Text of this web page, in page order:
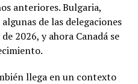
anteriores. Bulgaria,
de las delegaciones
2026, y ahora Canadá se
llega en un contexto